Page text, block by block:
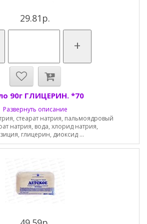
29.81р.
+
90г ГЛИЦЕРИН. *70
Развернуть описание
стеарат натрия, пальмоядровый
натрия, вода, хлорид натрия,
глицерин, диоксид ...